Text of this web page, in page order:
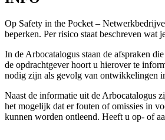
Op Safety in the Pocket –
beperken. Per risico staat beschreven
In de Arbocatalogus staan de afspraken
de opdrachtgever hoort u hierover te
nodig zijn als gevolg van ontwikkelingen
Naast de informatie uit de Arbocatalogus
het mogelijk dat er fouten of omissies in
kunnen worden ontleend. Heeft u op- of